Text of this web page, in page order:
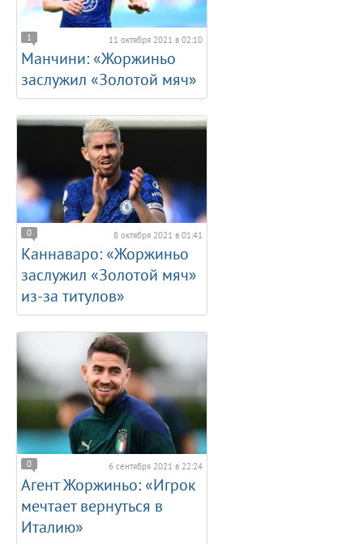
1 11 октября 2021 в 02:10
Манчини: «Жоржиньо
заслужил «Золотой мяч»
0 8 октября 2021 в 01:41
Каннаваро: «Жоржиньо
заслужил «Золотой мяч»
из-за титулов»
0 6 сентября 2021 в 22:24
Агент Жоржиньо: «Игрок
мечтает вернуться в
Италию»